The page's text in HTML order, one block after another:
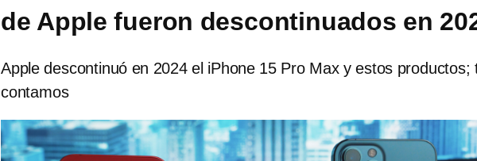
de Apple fueron descontinuados en
Apple descontinuó en 2024 el iPhone 15 Pro Max y estos productos;
contamos